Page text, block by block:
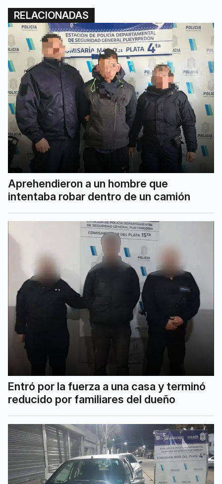
RELACIONADAS
Aprehendieron a un hombre que
intentaba robar dentro de un camión
Entró por la fuerza a una casa y terminó
reducido por familiares del dueño